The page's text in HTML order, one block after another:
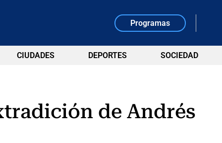
Programas
CIUDADES DEPORTES SOCIEDAD
de Andrés